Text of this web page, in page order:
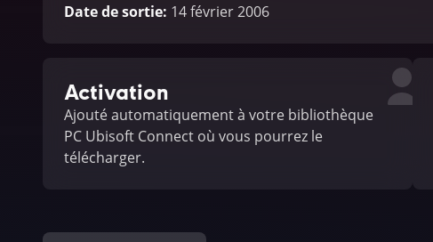
Date de sortie: 14 février 2006
Activation
Ajouté automatiquement à votre bibliothèque
PC Ubisoft Connect où vous pourrez le
télécharger.